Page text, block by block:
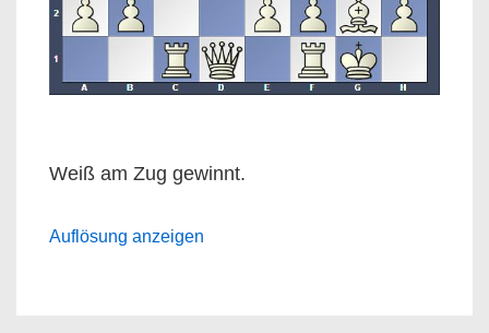
Weiß am Zug gewinnt.
Auflösung anzeigen